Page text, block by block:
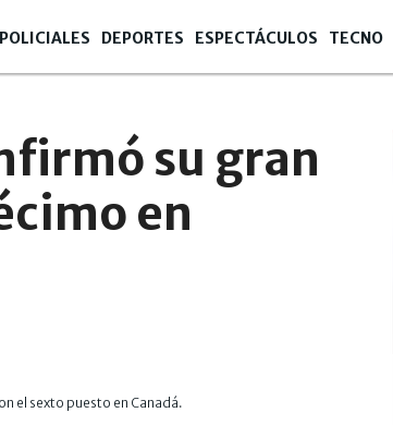
POLICIALES DEPORTES ESPECTÁCULOS TECNO
su gran
en